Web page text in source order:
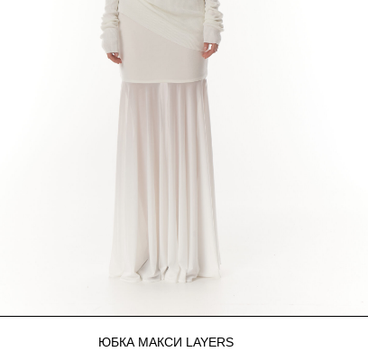
ЮБКА МАКСИ LAYERS